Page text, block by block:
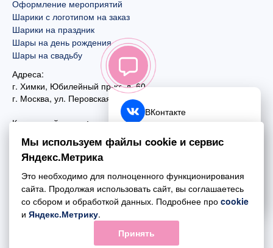
Оформление мероприятий
Шарики с логотипом на заказ
Шарики на праздник
Шары на день рождения
Шары на свадьбу
Адреса:
г. Химки, Юбилейный пр-кт, д. 60
г. Москва, ул. Перовская, д. 59
Контактный номер:
+7 (495) 970-44-75
Почта:
mail@esta-fiesta.ru
Режим работы интернет-магазина:
ПН-ВС с 09:00 до 21:00
ВКонтакте
Telegram
Обратный звонок
Мы используем файлы cookie и сервис
Яндекс.Метрика
Это необходимо для полноценного функционирования
сайта. Продолжая использовать сайт, вы соглашаетесь
со сбором и обработкой данных. Подробнее про cookie
и Яндекс.Метрику.
Принять